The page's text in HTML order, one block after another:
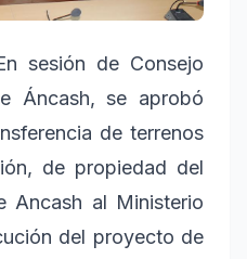
sesión de Consejo
Áncash, se aprobó
de terrenos
de propiedad del
Ancash al Ministerio
del proyecto de